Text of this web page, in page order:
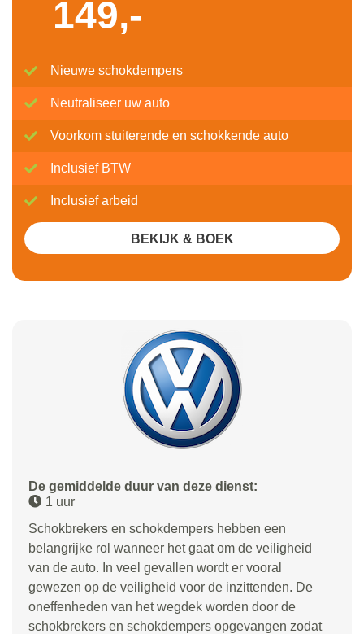
De gemiddelde duur van deze dienst:
1 uur
Schokbrekers en schokdempers hebben een
belangrijke rol wanneer het gaat om de veiligheid
van de auto. In veel gevallen wordt er vooral
gewezen op de veiligheid voor de inzittenden. De
oneffenheden van het wegdek worden door de
schokbrekers en schokdempers opgevangen zodat
149,-
Nieuwe schokdempers
Neutraliseer uw auto
Voorkom stuiterende en schokkende auto
Inclusief BTW
Inclusief arbeid
BEKIJK & BOEK